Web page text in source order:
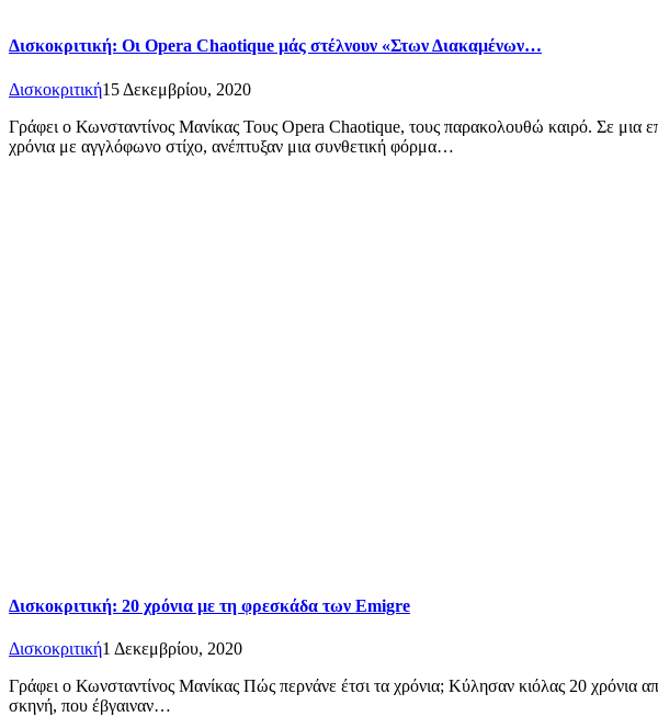
Δισκοκριτική: Οι Opera Chaotique μάς στέλνουν «Στων Διακαμένων…
Δισκοκριτική15 Δεκεμβρίου, 2020
Γράφει ο Κωνσταντίνος Μανίκας Τους Opera Chaotique, τους παρακολουθώ καιρό. Σε μια
χρόνια με αγγλόφωνο στίχο, ανέπτυξαν μια συνθετική φόρμα…
Δισκοκριτική: 20 χρόνια με τη φρεσκάδα των Emigre
Δισκοκριτική1 Δεκεμβρίου, 2020
Γράφει ο Κωνσταντίνος Μανίκας Πώς περνάνε έτσι τα χρόνια; Κύλησαν κιόλας 20
σκηνή, που έβγαιναν…